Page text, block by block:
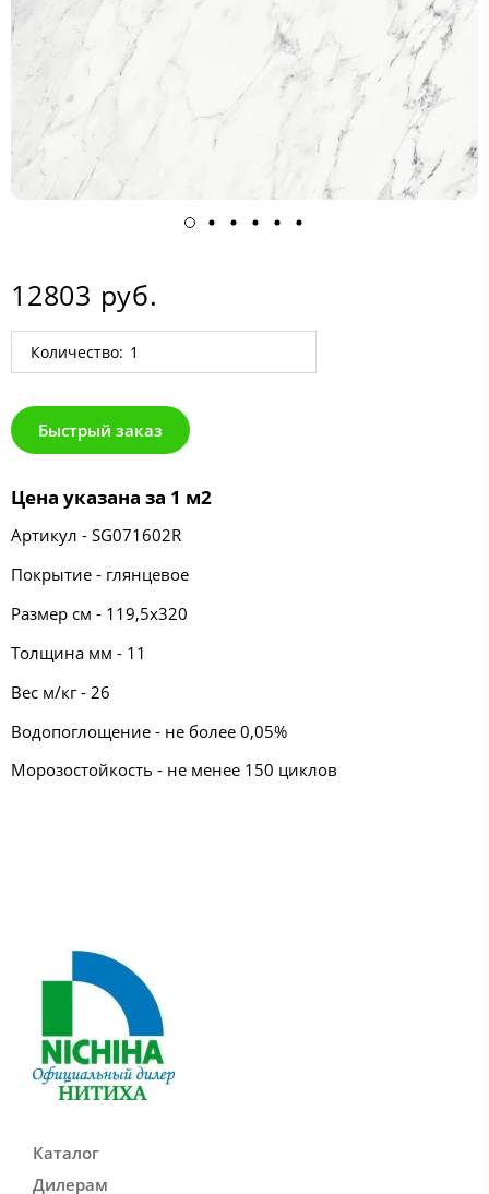
12803 руб.
Количество:
Быстрый заказ
Цена указана за 1 м2
Артикул - SG071602R
Покрытие - глянцевое
Размер см - 119,5х320
Толщина мм - 11
Вес м/кг - 26
Водопоглощение - не более 0,05%
Морозостойкость - не менее 150 циклов
Каталог
Дилерам